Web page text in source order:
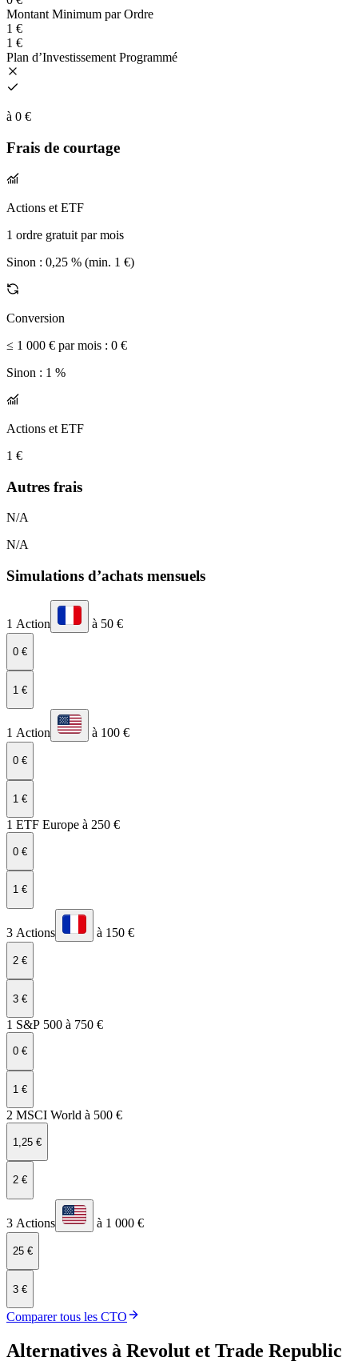
Montant Minimum par Ordre
1 €
1 €
Plan d’Investissement Programmé
à 0 €
Frais de courtage
Actions et ETF
1 ordre gratuit par mois
Sinon : 0,25 % (min. 1 €)
Conversion
≤ 1 000 € par mois : 0 €
Sinon : 1 %
Actions et ETF
1 €
Autres frais
N/A
N/A
Simulations d’achats mensuels
1 Action à 50 €
0 €
1 €
1 Action à 100 €
0 €
1 €
1 ETF Europe à 250 €
0 €
1 €
3 Actions à 150 €
2 €
3 €
1 S&P 500 à 750 €
0 €
1 €
2 MSCI World à 500 €
1,25 €
2 €
3 Actions à 1 000 €
25 €
3 €
Comparer tous les CTO
Alternatives à Revolut et Trade Republic